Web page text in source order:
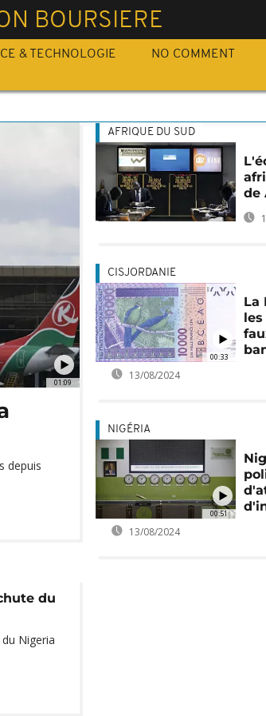
BOURSIERE
& TECHNOLOGIE NO COMMENT
01:09
depuis
du
Nigeria
AFRIQUE DU SUD
de
00:33
CISJORDANIE
La
13/08/2024
00:51
NIGÉRIA
13/08/2024